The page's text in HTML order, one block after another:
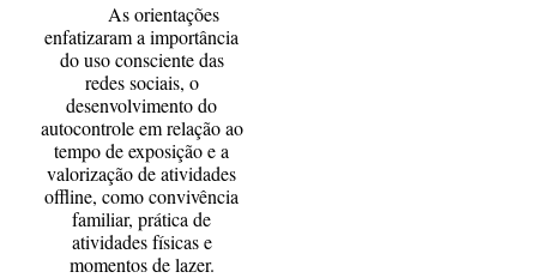
As orientações
enfatizaram a importância
do uso consciente das
redes sociais, o
desenvolvimento do
autocontrole em relação ao
tempo de exposição e a
valorização de atividades
offline, como convivência
familiar, prática de
atividades físicas e
momentos de lazer.